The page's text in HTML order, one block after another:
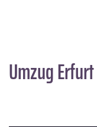
Umzug Erfurt